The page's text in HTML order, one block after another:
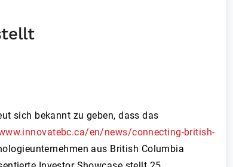
sich bekannt zu geben, dass das
en/news/connecting-british-
aus British Columbia